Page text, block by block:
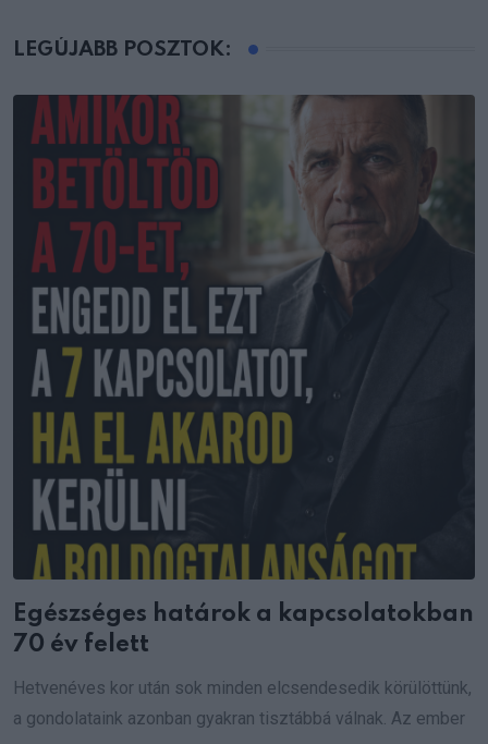
LEGÚJABB POSZTOK:
Egészséges határok a kapcsolatokban
70 év felett
Hetvenéves kor után sok minden elcsendesedik körülöttünk,
a gondolataink azonban gyakran tisztábbá válnak. Az ember